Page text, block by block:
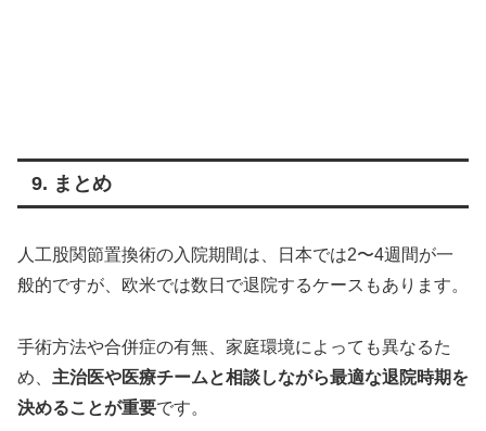
9. まとめ
人工股関節置換術の入院期間は、日本では2〜4週間が一
般的ですが、欧米では数日で退院するケースもあります。
手術方法や合併症の有無、家庭環境によっても異なるた
め、 主治医や医療チームと相談しながら最適な退院時期を
決めることが重要です。